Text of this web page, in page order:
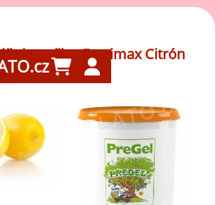
do pečiva Farcimax Citrón
CURD, Pregel